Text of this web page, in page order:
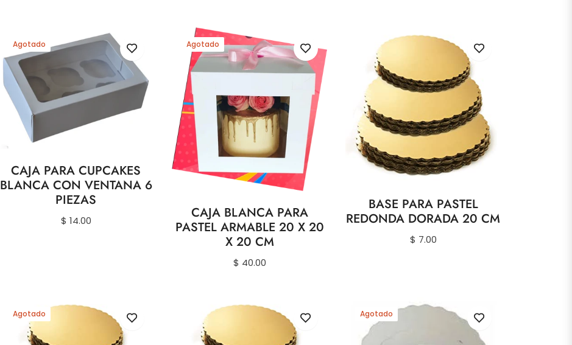
Agotado
CAJA PARA CUPCAKES
BLANCA CON VENTANA 6
PIEZAS
Precio
$ 14.00
Agotado
CAJA BLANCA PARA
PASTEL ARMABLE 20 X 20
X 20 CM
Precio
$ 40.00
BASE PARA PASTEL
REDONDA DORADA 20 CM
Precio
$ 7.00
Agotado Agotado